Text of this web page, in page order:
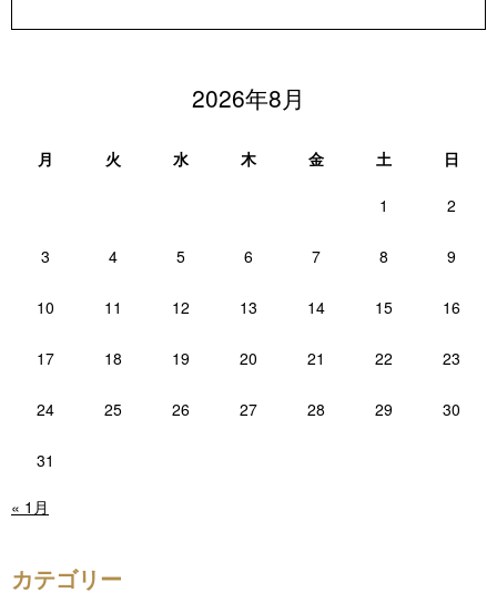
2026年8月
月 火 水 木 金 土 日
1 2
3 4 5 6 7 8 9
10 11 12 13 14 15 16
17 18 19 20 21 22 23
24 25 26 27 28 29 30
31
« 1月
カテゴリー